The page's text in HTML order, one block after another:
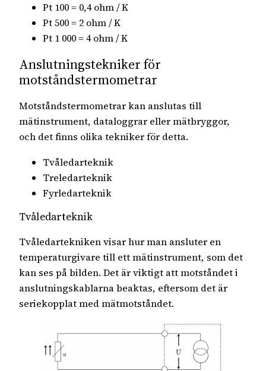
Pt 100 = 0,4 ohm / K
Pt 500 = 2 ohm / K
Pt 1 000 = 4 ohm / K
Anslutningstekniker för
motståndstermometrar
Motståndstermometrar kan anslutas till
mätinstrument, dataloggrar eller mätbryggor,
och det finns olika tekniker för detta.
Tvåledarteknik
Treledarteknik
Fyrledarteknik
Tvåledarteknik
Tvåledartekniken visar hur man ansluter en
temperaturgivare till ett mätinstrument, som det
kan ses på bilden. Det är viktigt att motståndet i
anslutningskablarna beaktas, eftersom det är
seriekopplat med mätmotståndet.